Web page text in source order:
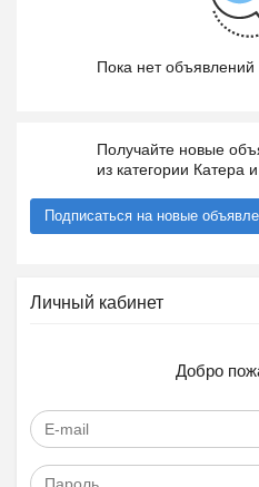
Пока нет объявлений
Получайте новые
из категории Катера
Подписаться на новые
Личный кабинет
Добро